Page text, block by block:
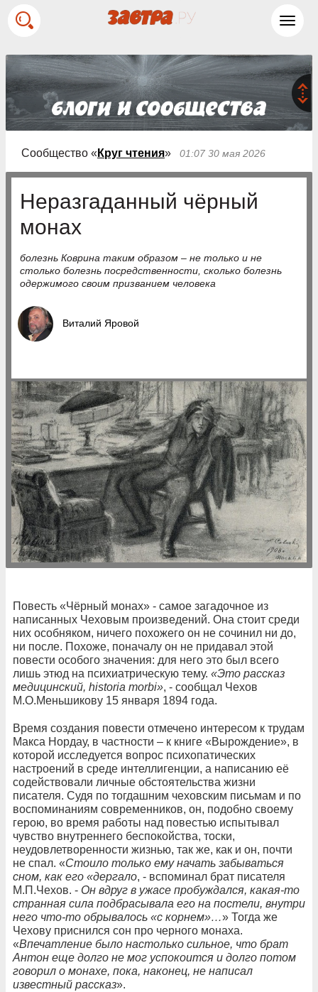
Сообщество « Круг чтения» 01:07 30 мая 2026
Неразгаданный чёрный
монах
болезнь Коврина таким образом – не только и не
столько болезнь посредственности, сколько болезнь
одержимого своим призванием человека
Виталий Яровой
Повесть «Чёрный монах» - самое загадочное из
написанных Чеховым произведений. Она стоит среди
них особняком, ничего похожего он не сочинил ни до,
ни после. Похоже, поначалу он не придавал этой
повести особого значения: для него это был всего
лишь этюд на психиатрическую тему. «Это рассказ
медицинский, historia morbi», - сообщал Чехов
М.О.Меньшикову 15 января 1894 года.
Время создания повести отмечено интересом к трудам
Макса Нордау, в частности – к книге «Вырождение», в
которой исследуется вопрос психопатических
настроений в среде интеллигенции, а написанию её
содействовали личные обстоятельства жизни
писателя. Судя по тогдашним чеховским письмам и по
воспоминаниям современников, он, подобно своему
герою, во время работы над повестью испытывал
чувство внутреннего беспокойства, тоски,
неудовлетворенности жизнью, так же, как и он, почти
не спал. «Стоило только ему начать забываться
сном, как его «дергало, - вспоминал брат писателя
М.П.Чехов. - Он вдруг в ужасе пробуждался, какая-то
странная сила подбрасывала его на постели, внутри
него что-то обрывалось «с корнем»…» Тогда же
Чехову приснился сон про черного монаха.
«Впечатление было настолько сильное, что брат
Антон еще долго не мог успокоится и долго потом
говорил о монахе, пока, наконец, не написал
известный рассказ».